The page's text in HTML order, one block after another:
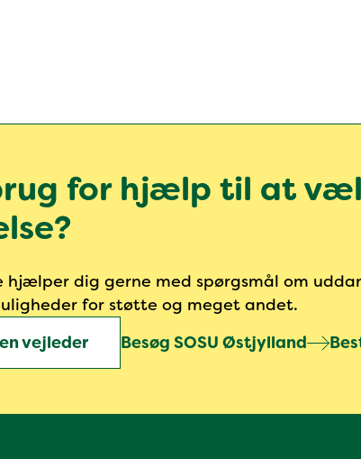
for hjælp til at
hjælper dig gerne med spørgsmål om
for støtte og meget andet.
vejleder
Besøg SOSU Østjylland